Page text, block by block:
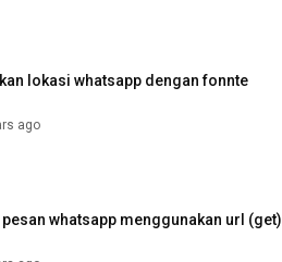
lokasi whatsapp dengan fonnte
ago
whatsapp menggunakan url (get)